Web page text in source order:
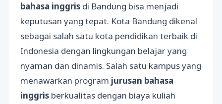
bahasa inggris di Bandung bisa menjadi
keputusan yang tepat. Kota Bandung dikenal
sebagai salah satu kota pendidikan terbaik di
Indonesia dengan lingkungan belajar yang
nyaman dan dinamis. Salah satu kampus yang
menawarkan program jurusan bahasa
inggris berkualitas dengan biaya kuliah